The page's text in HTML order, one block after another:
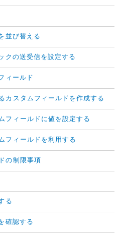
並び替える
クの送受信を設定する
ィールド
カスタムフィールドを作成する
フィールドに値を設定する
フィールドを利用する
の制限事項
る
確認する